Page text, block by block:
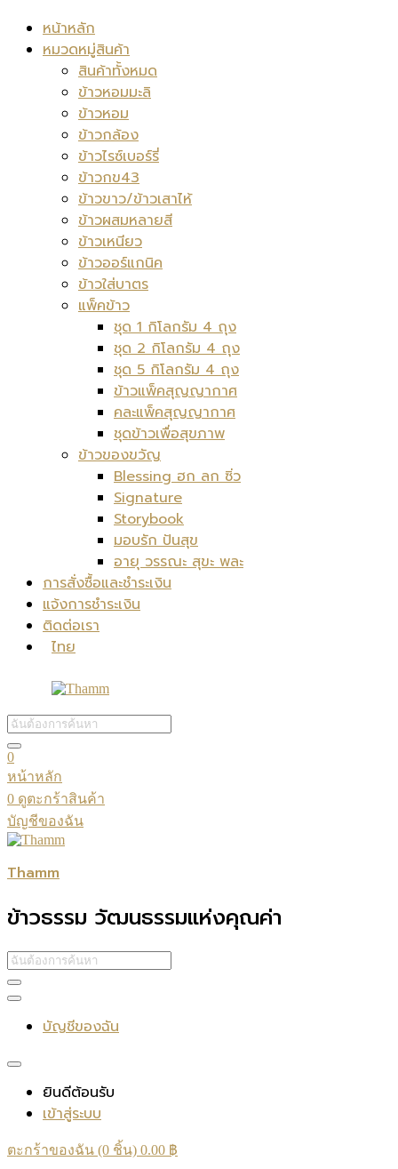
หน้าหลัก
หมวดหมู่สินค้า
สินค้าทั้งหมด
ข้าวหอมมะลิ
ข้าวหอม
ข้าวกล้อง
ข้าวไรซ์เบอร์รี่
ข้าวกข43
ข้าวขาว/ข้าวเสาไห้
ข้าวผสมหลายสี
ข้าวเหนียว
ข้าวออร์แกนิค
ข้าวใส่บาตร
แพ็คข้าว
ชุด 1 กิโลกรัม 4 ถุง
ชุด 2 กิโลกรัม 4 ถุง
ชุด 5 กิโลกรัม 4 ถุง
ข้าวแพ็คสุญญากาศ
คละแพ็คสุญญากาศ
ชุดข้าวเพื่อสุขภาพ
ข้าวของขวัญ
Blessing ฮก ลก ซิ่ว
Signature
Storybook
มอบรัก ปันสุข
อายุ วรรณะ สุขะ พละ
การสั่งซื้อและชำระเงิน
แจ้งการชำระเงิน
ติดต่อเรา
ไทย
0
หน้าหลัก
0 ดูตะกร้าสินค้า
บัญชีของฉัน
Thamm
ข้าวธรรม วัฒนธรรมแห่งคุณค่า
บัญชีของฉัน
ยินดีต้อนรับ
เข้าสู่ระบบ
ตะกร้าของฉัน (0 ชิ้น) 0.00 ฿